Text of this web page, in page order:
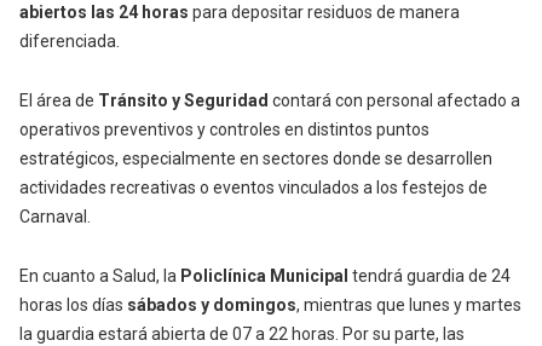
abiertos las 24 horas para depositar residuos de manera
diferenciada.
El área de Tránsito y Seguridad contará con personal afectado a
operativos preventivos y controles en distintos puntos
estratégicos, especialmente en sectores donde se desarrollen
actividades recreativas o eventos vinculados a los festejos de
Carnaval.
En cuanto a Salud, la Policlínica Municipal tendrá guardia de 24
horas los días sábados y domingos, mientras que lunes y martes
la guardia estará abierta de 07 a 22 horas. Por su parte, las